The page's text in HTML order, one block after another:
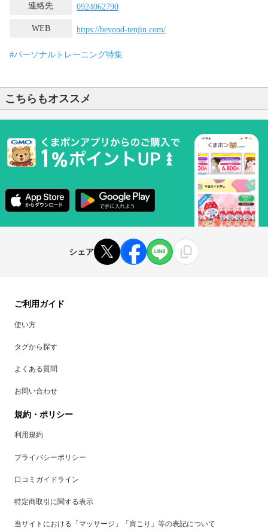
連絡先 0924062790
WEB https://beyond-tenjin.com/
#パーソナルトレーニング特集
こちらもオススメ
シェア
ご利用ガイド
使い方
タグから探す
よくある質問
お問い合わせ
規約・ポリシー
利用規約
プライバシーポリシー
口コミガイドライン
特定商取引に関する表示
当サイトにおける「マッサージ」「肩こり」等の表記について